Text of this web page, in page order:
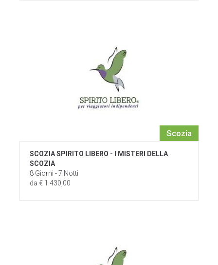
Scozia
SCOZIA SPIRITO LIBERO - I MISTERI DELLA
SCOZIA
8 Giorni - 7 Notti
da € 1.430,00